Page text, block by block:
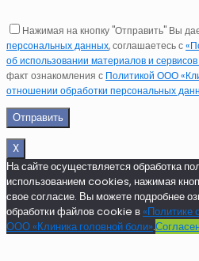
Нажимая на кнопку "Отправить" Вы
персональных данных, соглашаетесь с
об использовании материалов и сервисов
факт ознакомления с Политикой ООО
отношении обработки персональных
X
На сайте осуществляется обработка
использованием cookies, нажимая
свое согласие. Вы можете подробнее
обработки файлов cookie в «Политике
ООО «Клиника головной боли».